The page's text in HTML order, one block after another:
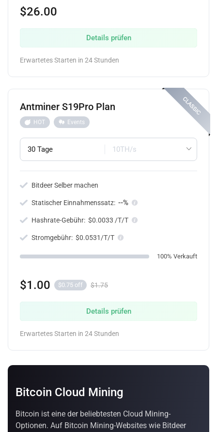
$26.00
Details prüfen
Erwartetes Starten in 24 Stunden
Antminer S19Pro Plan
HOT Events
30 Tage 10TH/s
Bitdeer Selber machen
Statischer Einnahmenssatz: --%
Hashrate-Gebühr: $0.0033 /T/T
Stromgebühr: $0.0531/T/T
100% Verkauft
$1.00 $0.75 off $1.75
Details prüfen
Erwartetes Starten in 24 Stunden
Bitcoin Cloud Mining
Bitcoin ist eine der beliebtesten Cloud Mining-
Optionen. Auf Bitcoin Mining-Websites wie Bitdeer